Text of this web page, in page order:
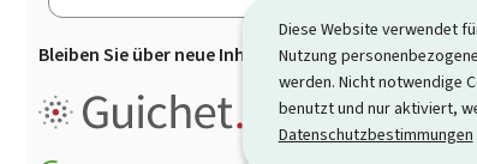
Diese Website verwendet
Nutzung
werden. Nicht notwendige
benutzt und nur aktiviert,
Datenschutzbestimmungen
Bleiben Sie über neue Inhalte auf Guichet.lu
Guichet.lu ist ein
Informationen,